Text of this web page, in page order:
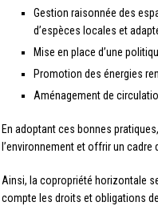
Gestion raisonnée des
d’espèces locales et
Mise en place d’une
Promotion des énergies
Aménagement de
En adoptant ces bonnes
l’environnement et offrir un cadre
Ainsi, la copropriété horizontale
compte les droits et obligations